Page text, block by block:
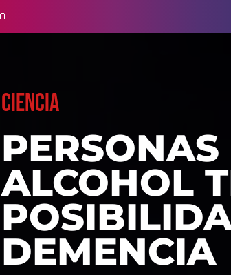
CIENCIA
ALCOHOL
DEMENCIA